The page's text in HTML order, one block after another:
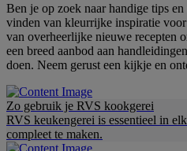
Ben je op zoek naar handige tips
vinden van kleurrijke inspiratie
van overheerlijke nieuwe recepten
een breed aanbod aan
doen. Neem gerust een kijkje en
Zo gebruik je RVS kookgerei
RVS keukengerei is essentieel in
compleet te maken.